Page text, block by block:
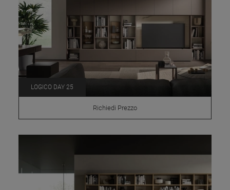
LOGICO DAY 25
Richiedi Prezzo